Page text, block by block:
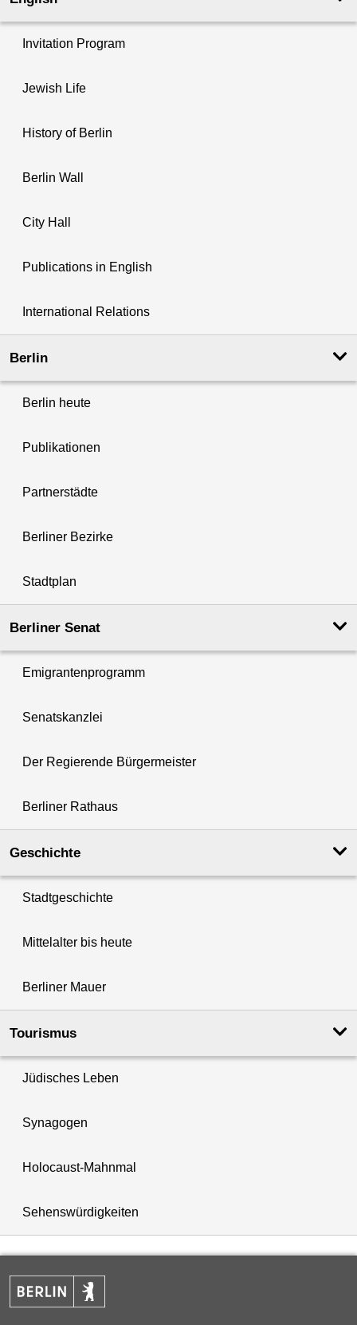
Invitation Program
Jewish Life
History of Berlin
Berlin Wall
City Hall
Publications in English
International Relations
Berlin
Berlin heute
Publikationen
Partnerstädte
Berliner Bezirke
Stadtplan
Berliner Senat
Emigrantenprogramm
Senatskanzlei
Der Regierende Bürgermeister
Berliner Rathaus
Geschichte
Stadtgeschichte
Mittelalter bis heute
Berliner Mauer
Tourismus
Jüdisches Leben
Synagogen
Holocaust-Mahnmal
Sehenswürdigkeiten